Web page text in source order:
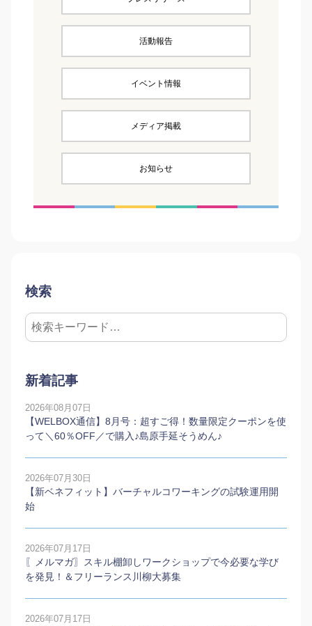
活動報告
イベント情報
メディア掲載
お知らせ
検索
新着記事
2026年08月07日
【WELBOX通信】8月号：超すご得！数量限定クーポンを使
って＼60％OFF／で購入♪島原手延そうめん♪
2026年07月30日
【新ベネフィット】バーチャルコワーキングの試験運用開
始
2026年07月17日
〖メルマガ〗スキル棚卸しワークショップで今必要な学び
を発見！＆フリーランス川柳大募集
2026年07月17日